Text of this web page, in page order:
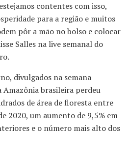
contentes com isso,
para a região e muitos
pôr a mão no bolso e colocar
Salles na live semanal do
divulgados na semana
Amazônia brasileira perdeu
de área de floresta entre
2020, um aumento de 9,5% em
e o número mais alto dos